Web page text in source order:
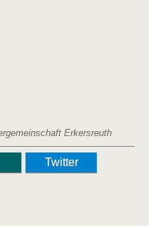
Erkersreuth
Twitter